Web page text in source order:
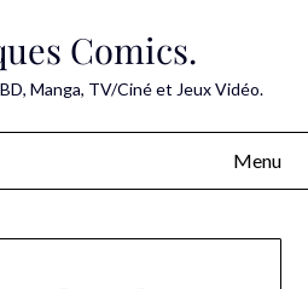
Comics.
Manga, TV/Ciné et Jeux Vidéo.
Menu